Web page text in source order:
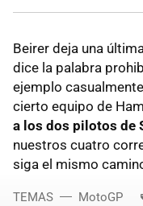
Beirer deja una
dice la palabra
ejemplo
cierto equipo de
a los dos pilotos de
nuestros cuatro
siga el mismo
TEMAS MotoGP